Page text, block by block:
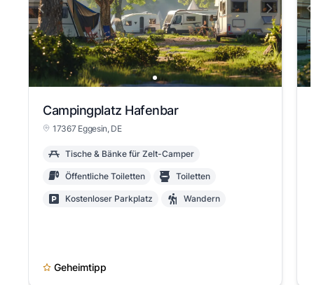
Campingplatz Hafenbar
17367 Eggesin, DE
Tische & Bänke für Zelt-Camper
Öffentliche Toiletten Toiletten
Kostenloser Parkplatz Wandern
Geheimtipp